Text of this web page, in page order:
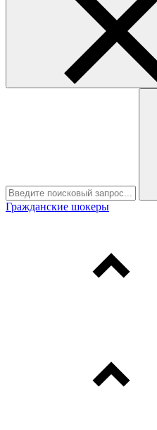
Гражданские шокеры